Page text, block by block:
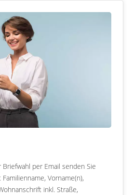
per Email senden Sie
Vorname(n),
inkl. Straße,